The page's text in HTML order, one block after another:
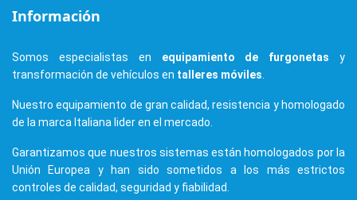
Información
Somos especialistas en equipamiento de furgonetas
y
transformación de vehículos en talleres móviles
Nuestro equipamiento de gran calidad, resistencia y homologado
de la marca Italiana lider en el mercado.
Garantizamos que nuestros sistemas están homologados por la
Unión Europea y han sido sometidos a los más estrictos
controles de calidad, seguridad y fiabilidad.